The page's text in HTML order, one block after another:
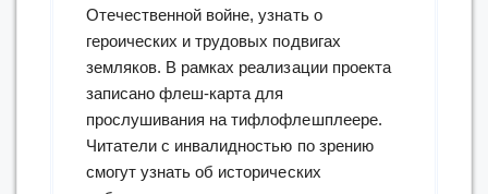
Отечественной войне, узнать о
героических и трудовых подвигах
земляков. В рамках реализации проекта
записано флеш-карта для
прослушивания на тифлофлешплеере.
Читатели с инвалидностью по зрению
смогут узнать об исторических